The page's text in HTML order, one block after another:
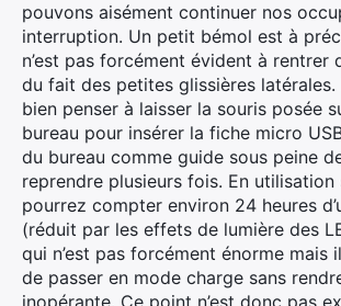
pouvons aisément continuer nos
interruption. Un petit bémol est à
n’est pas forcément évident à rentrer
du fait des petites glissières
bien penser à laisser la souris posée
bureau pour insérer la fiche micro
du bureau comme guide sous peine
reprendre plusieurs fois. En utilisation
pourrez compter environ 24 heures
(réduit par les effets de lumière des
qui n’est pas forcément énorme mais
de passer en mode charge sans
inopérante. Ce point n’est donc pas